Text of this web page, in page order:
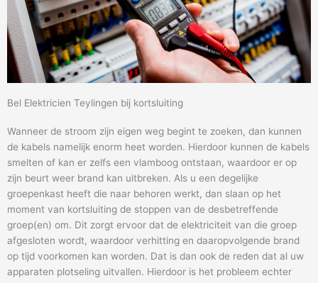
Bel Elektricien Teylingen bij kortsluiting
Wanneer de stroom zijn eigen weg begint te zoeken, dan kunnen
de kabels namelijk enorm heet worden. Hierdoor kunnen de kabels
smelten of kan er zelfs een vlamboog ontstaan, waardoor er op
zijn beurt weer brand kan uitbreken. Als u een degelijke
groepenkast heeft die naar behoren werkt, dan slaan op het
moment van kortsluiting de stoppen van de desbetreffende
groep(en) om. Dit zorgt ervoor dat de elektriciteit van die groep
afgesloten wordt, waardoor verhitting en daaropvolgende brand
op tijd voorkomen kan worden. Dat is dan ook de reden dat al uw
apparaten plotseling uitvallen. Hierdoor is het probleem echter